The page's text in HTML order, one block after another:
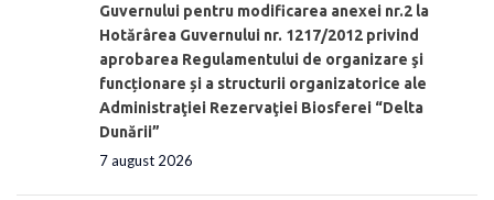
Guvernului pentru modificarea anexei nr.2 la
Hotărârea Guvernului nr. 1217/2012 privind
aprobarea Regulamentului de organizare şi
funcționare și a structurii organizatorice ale
Administraţiei Rezervaţiei Biosferei “Delta
Dunării”
7 august 2026